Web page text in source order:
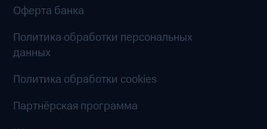
Оферта банка
Политика обработки персональных
данных
Политика обработки cookies
Партнёрская программа